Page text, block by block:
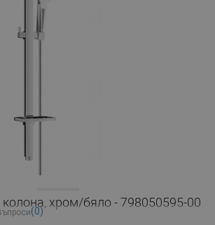
хром/бяло - 798050595-00
(0)